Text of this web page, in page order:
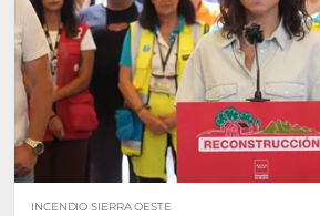
INCENDIO SIERRA OESTE